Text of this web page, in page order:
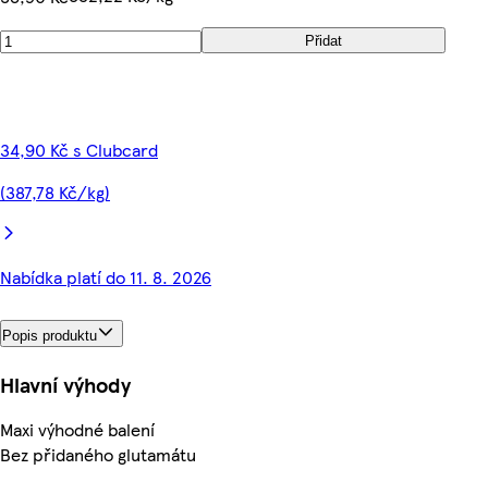
Přidat
34,90 Kč s Clubcard
(387,78 Kč/kg)
Nabídka platí do 11. 8. 2026
Popis produktu
Hlavní výhody
Maxi výhodné balení
Bez přidaného glutamátu